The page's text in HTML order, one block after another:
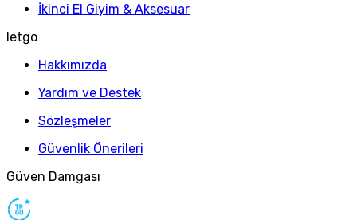
İkinci El Giyim & Aksesuar
letgo
Hakkımızda
Yardım ve Destek
Sözleşmeler
Güvenlik Önerileri
Güven Damgası